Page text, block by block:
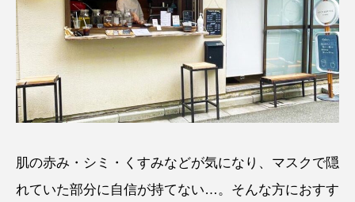
肌の赤み・シミ・くすみなどが気になり、マスクで隠
れていた部分に自信が持てない…。そんな方におすす